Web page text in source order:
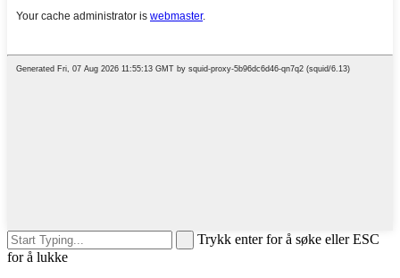
Trykk enter for å søke eller ESC
for å lukke